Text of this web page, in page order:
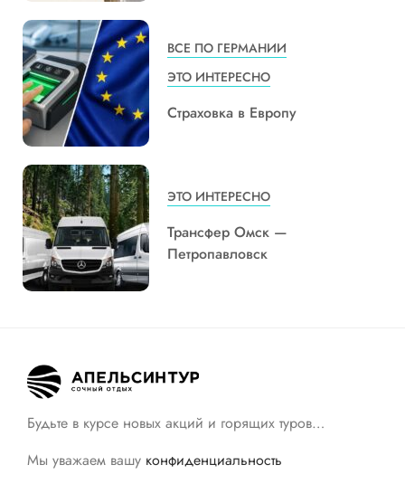
ВСЕ ПО ГЕРМАНИИ
ЭТО ИНТЕРЕСНО
Страховка в Европу
ЭТО ИНТЕРЕСНО
Трансфер Омск —
Петропавловск
Будьте в курсе новых акций и горящих туров…
Мы уважаем вашу конфиденциальность